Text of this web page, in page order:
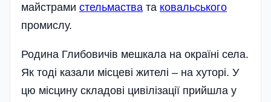
майстрами стельмаства та ковальського
промислу.
Родина Глибовичів мешкала на окраїні села.
Як тоді казали місцеві жителі – на хуторі. У
цю місцину складові цивілізації прийшла у